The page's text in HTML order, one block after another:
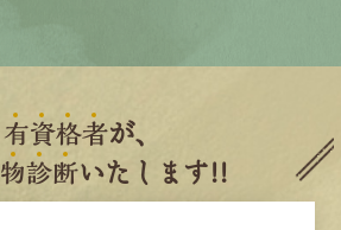
有資格者が、
物診断いたします!!